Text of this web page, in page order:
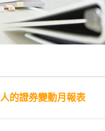
的證券變動月報表